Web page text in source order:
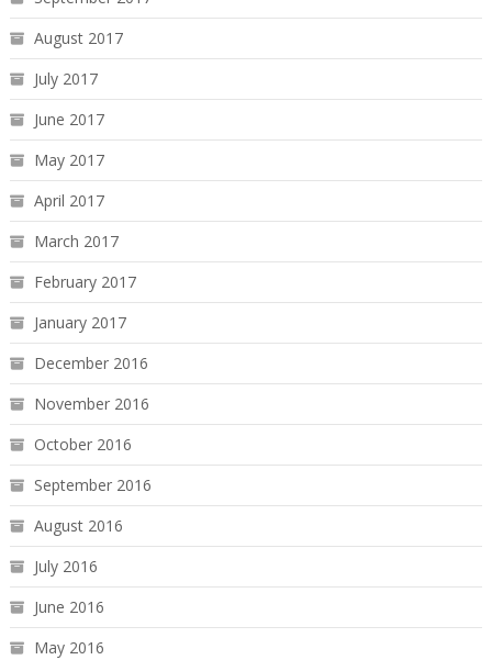
August 2017
July 2017
June 2017
May 2017
April 2017
March 2017
February 2017
January 2017
December 2016
November 2016
October 2016
September 2016
August 2016
July 2016
June 2016
May 2016